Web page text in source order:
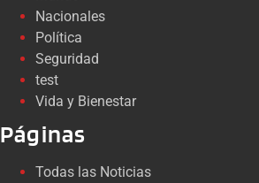
Nacionales
Política
Seguridad
test
Vida y Bienestar
Páginas
Todas las Noticias